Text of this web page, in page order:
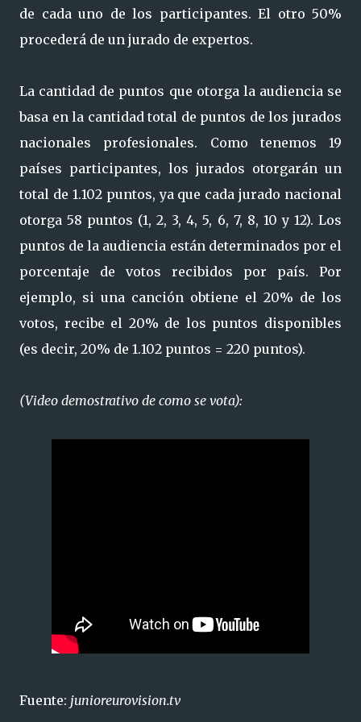
de cada uno de los participantes. El otro 50%
procederá de un jurado de expertos.
La cantidad de puntos que otorga la audiencia se
basa en la cantidad total de puntos de los jurados
nacionales profesionales. Como tenemos 19
países participantes, los jurados otorgarán un
total de 1.102 puntos, ya que cada jurado nacional
otorga 58 puntos (1, 2, 3, 4, 5, 6, 7, 8, 10 y 12). Los
puntos de la audiencia están determinados por el
porcentaje de votos recibidos por país. Por
ejemplo, si una canción obtiene el 20% de los
votos, recibe el 20% de los puntos disponibles
(es decir, 20% de 1.102 puntos = 220 puntos).
(Video demostrativo de como se vota):
Fuente: junioreurovision.tv